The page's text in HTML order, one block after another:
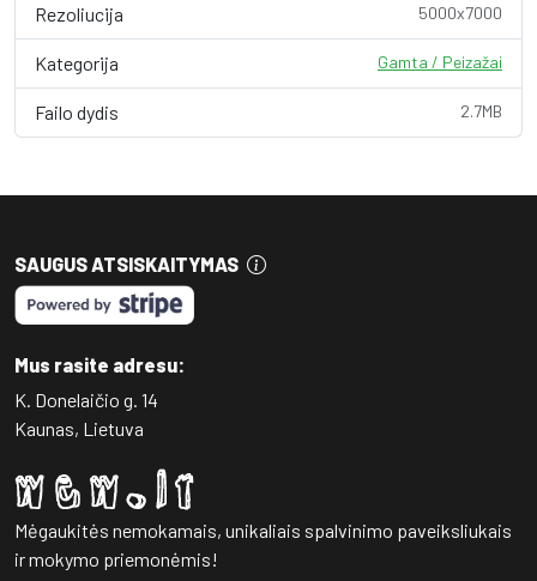
Rezoliucija 5000x7000
Kategorija Gamta / Peizažai
Failo dydis 2.7MB
SAUGUS ATSISKAITYMAS
Mus rasite adresu:
K. Donelaičio g. 14
Kaunas, Lietuva
Mėgaukitės nemokamais, unikaliais spalvinimo paveiksliukais
ir mokymo priemonėmis!